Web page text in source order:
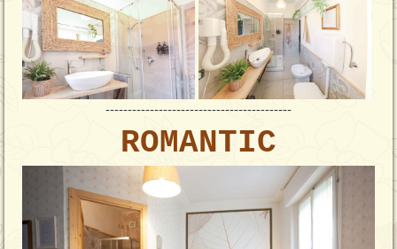
------------------------------------------
ROMANTIC